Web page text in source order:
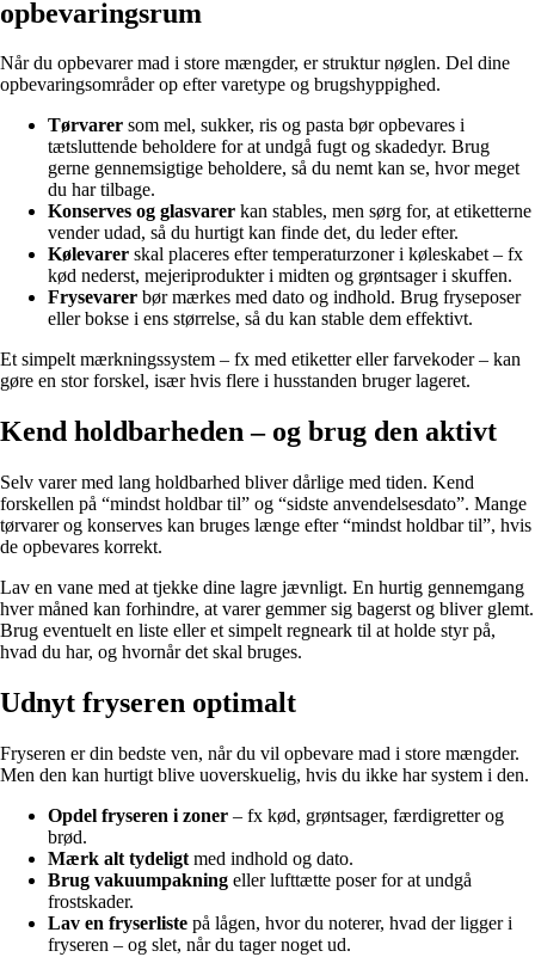
opbevaringsrum
Når du opbevarer mad i store mængder, er struktur nøglen. Del dine
opbevaringsområder op efter varetype og brugshyppighed.
Tørvarer som mel, sukker, ris og pasta bør opbevares i
tætsluttende beholdere for at undgå fugt og skadedyr. Brug
gerne gennemsigtige beholdere, så du nemt kan se, hvor meget
du har tilbage.
Konserves og glasvarer kan stables, men sørg for, at etiketterne
vender udad, så du hurtigt kan finde det, du leder efter.
Kølevarer skal placeres efter temperaturzoner i køleskabet – fx
kød nederst, mejeriprodukter i midten og grøntsager i skuffen.
Frysevarer bør mærkes med dato og indhold. Brug fryseposer
eller bokse i ens størrelse, så du kan stable dem effektivt.
Et simpelt mærkningssystem – fx med etiketter eller farvekoder – kan
gøre en stor forskel, især hvis flere i husstanden bruger lageret.
Kend holdbarheden – og brug den aktivt
Selv varer med lang holdbarhed bliver dårlige med tiden. Kend
forskellen på “mindst holdbar til” og “sidste anvendelsesdato”. Mange
tørvarer og konserves kan bruges længe efter “mindst holdbar til”, hvis
de opbevares korrekt.
Lav en vane med at tjekke dine lagre jævnligt. En hurtig gennemgang
hver måned kan forhindre, at varer gemmer sig bagerst og bliver glemt.
Brug eventuelt en liste eller et simpelt regneark til at holde styr på,
hvad du har, og hvornår det skal bruges.
Udnyt fryseren optimalt
Fryseren er din bedste ven, når du vil opbevare mad i store mængder.
Men den kan hurtigt blive uoverskuelig, hvis du ikke har system i den.
Opdel fryseren i zoner – fx kød, grøntsager, færdigretter og
brød.
Mærk alt tydeligt med indhold og dato.
Brug vakuumpakning eller lufttætte poser for at undgå
frostskader.
Lav en fryserliste på lågen, hvor du noterer, hvad der ligger i
fryseren – og slet, når du tager noget ud.